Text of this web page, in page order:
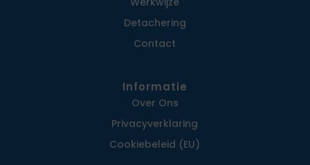
Detachering
Contact
Informatie
Over Ons
Privacy­verklaring
Cookiebeleid (EU)